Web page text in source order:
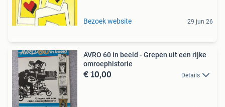
Bezoek website 29 jun 26
AVRO 60 in beeld - Grepen uit een rijke
omroephistorie
€ 10,00 Details